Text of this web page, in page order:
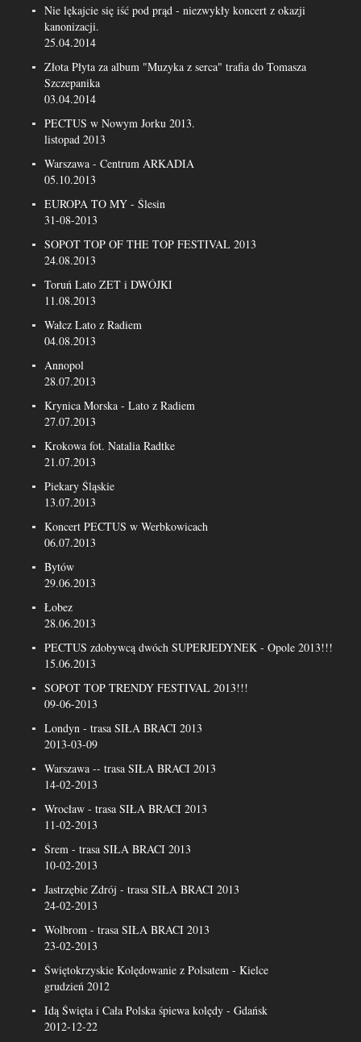
Nie lękajcie się iść pod prąd - niezwykły koncert z okazji
kanonizacji.
25.04.2014
Złota Płyta za album "Muzyka z serca" trafia do Tomasza
Szczepanika
03.04.2014
PECTUS w Nowym Jorku 2013.
listopad 2013
Warszawa - Centrum ARKADIA
05.10.2013
EUROPA TO MY - Ślesin
31-08-2013
SOPOT TOP OF THE TOP FESTIVAL 2013
24.08.2013
Toruń Lato ZET i DWÓJKI
11.08.2013
Wałcz Lato z Radiem
04.08.2013
Annopol
28.07.2013
Krynica Morska - Lato z Radiem
27.07.2013
Krokowa fot. Natalia Radtke
21.07.2013
Piekary Śląskie
13.07.2013
Koncert PECTUS w Werbkowicach
06.07.2013
Bytów
29.06.2013
Łobez
28.06.2013
PECTUS zdobywcą dwóch SUPERJEDYNEK - Opole 2013!!!
15.06.2013
SOPOT TOP TRENDY FESTIVAL 2013!!!
09-06-2013
Londyn - trasa SIŁA BRACI 2013
2013-03-09
Warszawa -- trasa SIŁA BRACI 2013
14-02-2013
Wrocław - trasa SIŁA BRACI 2013
11-02-2013
Śrem - trasa SIŁA BRACI 2013
10-02-2013
Jastrzębie Zdrój - trasa SIŁA BRACI 2013
24-02-2013
Wolbrom - trasa SIŁA BRACI 2013
23-02-2013
Świętokrzyskie Kolędowanie z Polsatem - Kielce
grudzień 2012
Idą Święta i Cała Polska śpiewa kolędy - Gdańsk
2012-12-22